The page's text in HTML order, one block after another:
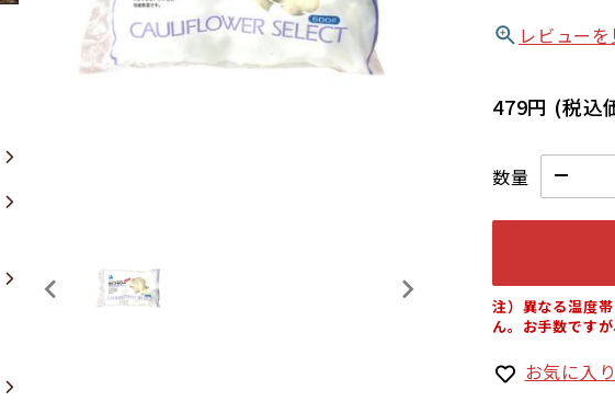
レビュー
479円 (税込
数量
注）異なる温度
ん。お手数です
お気に入